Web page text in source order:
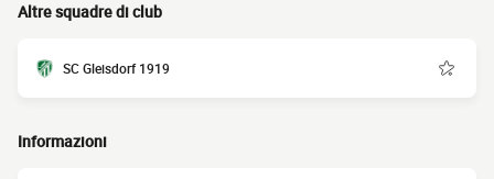
Altre squadre di club
SC Gleisdorf 1919
Informazioni